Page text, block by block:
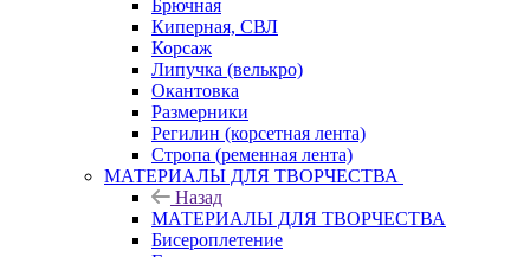
Брючная
Киперная, СВЛ
Корсаж
Липучка (велькро)
Окантовка
Размерники
Регилин (корсетная лента)
Стропа (ременная лента)
МАТЕРИАЛЫ ДЛЯ ТВОРЧЕСТВА
Назад
МАТЕРИАЛЫ ДЛЯ ТВОРЧЕСТВА
Бисероплетение